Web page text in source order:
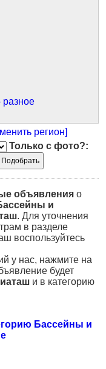
разное
регион]
Только с фото?:
объявления о
и
. Для уточнения
в разделе
воспользуйтесь
у нас, нажмите на
будет
и в категорию
Бассейны и